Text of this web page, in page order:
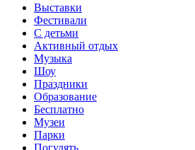
Выставки
Фестивали
С детьми
Активный отдых
Музыка
Шоу
Праздники
Образование
Бесплатно
Музеи
Парки
Погулять